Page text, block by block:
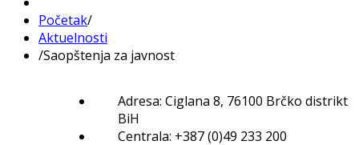
Početak/
Aktuelnosti
/Saopštenja za javnost
Adresa: Ciglana 8, 76100 Brčko distrikt
BiH
Centrala: +387 (0)49 233 200